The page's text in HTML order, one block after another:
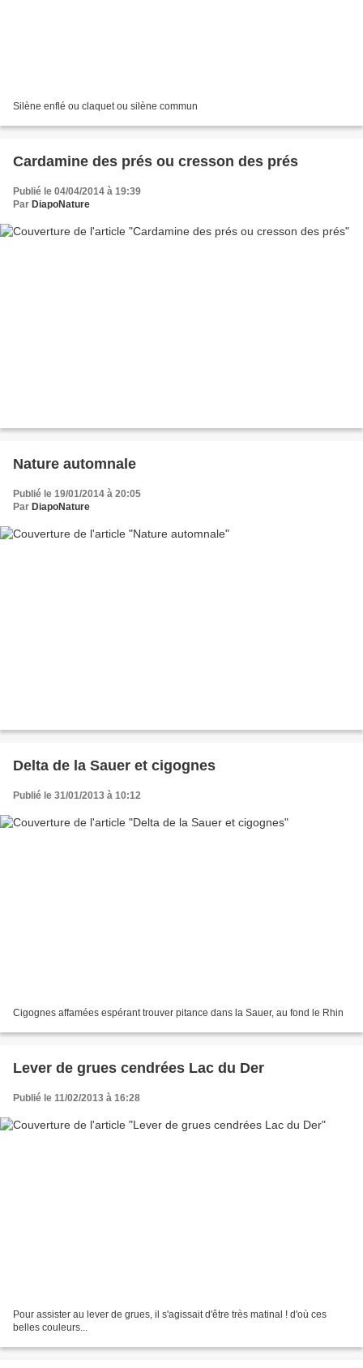
Silène enflé ou claquet ou silène commun
Cardamine des prés ou cresson des prés
Publié le 04/04/2014 à 19:39
Par DiapoNature
Nature automnale
Publié le 19/01/2014 à 20:05
Par DiapoNature
Delta de la Sauer et cigognes
Publié le 31/01/2013 à 10:12
Cigognes affamées espérant trouver pitance dans la Sauer, au fond le Rhin
Lever de grues cendrées Lac du Der
Publié le 11/02/2013 à 16:28
Pour assister au lever de grues, il s'agissait d'être très matinal ! d'où ces
belles couleurs...